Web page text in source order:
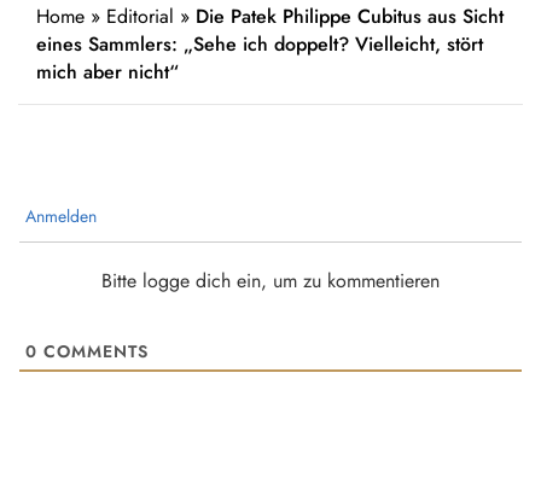
Home » Editorial » Die Patek Philippe Cubitus aus Sicht
eines Sammlers: „Sehe ich doppelt? Vielleicht, stört
mich aber nicht“
Anmelden
Bitte logge dich ein, um zu kommentieren
0 COMMENTS